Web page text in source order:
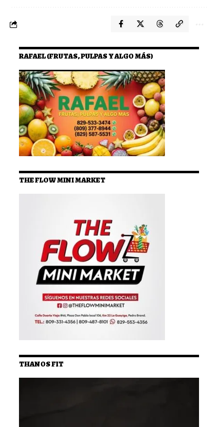
RAFAEL (FRUTAS, PULPAS Y ALGO MÁS)
THE FLOW MINI MARKET
THANOS FIT